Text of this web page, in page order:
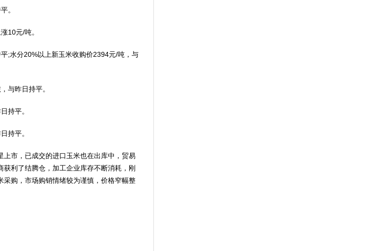
。
10元/吨。
水分20%以上新玉米收购价2394元/吨，与
与昨日持平。
持平。
持平。
市，已成交的进口玉米也在出库中，贸易
利了结腾仓，加工企业库存不断消耗，刚
购，市场购销情绪较为谨慎，价格窄幅整